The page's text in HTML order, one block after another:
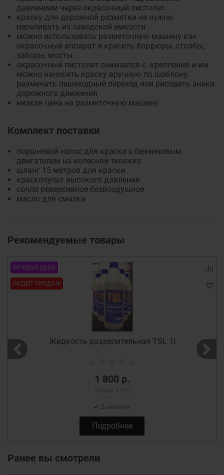
давлением через окрасочный пистолет
краску для дорожной разметки не нужно
переливать из заводской емкости
можно использовать разметочную машину как
окрасочный аппарат и красить бордюры, столбы,
заборы, мосты
окрасочный пистолет снимается с крепления и им
можно наносить краску вручную по шаблону,
размечать пешеходный переход или рисовать знаки
дорожного движения
низкая цена на разметочную машину
Комплект поставки
поршневой насос для краски с бензиновым
двигателем на колесной тележке
шланг 15 метров для краски
краскопульт высокого давления
сопло реверсивное безвоздушное
масло для смазки
Рекомендуемые товары
ЛУЧШАЯ ЦЕНА
ЛИДЕР ПРОДАЖ
Жидкость разделительная TSL 1l
1 800 р.
В наличии
Подробнее
Ранее вы смотрели